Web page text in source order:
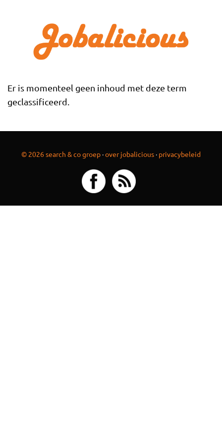
Er is momenteel geen inhoud met deze term
geclassificeerd.
© 2026 search & co groep ·over jobalicious · privacybeleid